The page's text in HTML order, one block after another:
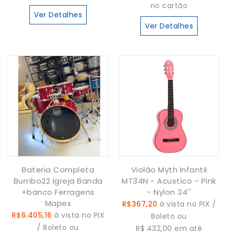
Ver Detalhes
no cartão
Ver Detalhes
Bateria Completa
Bumbo22 Igreja Banda
+banco Ferragens
Mapex
R$6.405,16 à vista no PIX
/ Boleto ou
Violão Myth Infantil
MT34N - Acustico - Pink
- Nylon 34''
R$367,20 à vista no PIX /
Boleto ou
R$ 432,00 em até